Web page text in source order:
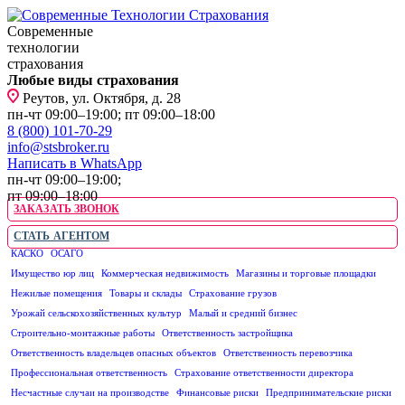
Современные
технологии
страхования
Любые виды страхования
Реутов, ул. Октября, д. 28
пн-чт 09:00–19:00; пт 09:00–18:00
8 (800) 101-70-29
info@stsbroker.ru
Написать в WhatsApp
пн-чт 09:00–19:00;
пт 09:00–18:00
ЗАКАЗАТЬ ЗВОНОК
СТАТЬ АГЕНТОМ
КАСКО ОСАГО
Имущество юр лиц
Коммерческая недвижимость
Магазины и торговые площадки
Нежилые помещения
Товары и склады
Страхование грузов
Урожай сельскохозяйственных культур
Малый и средний бизнес
Строительно-монтажные работы
Ответственность застройщика
Ответственность владельцев опасных объектов
Ответственность перевозчика
Профессиональная ответственность
Страхование ответственности директора
Несчастные случаи на производстве
Финансовые риски
Предпринимательские риски